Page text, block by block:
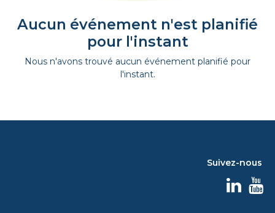
Aucun événement n'est planifié
pour l'instant
Nous n'avons trouvé aucun événement planifié pour
l'instant.
Suivez-nous